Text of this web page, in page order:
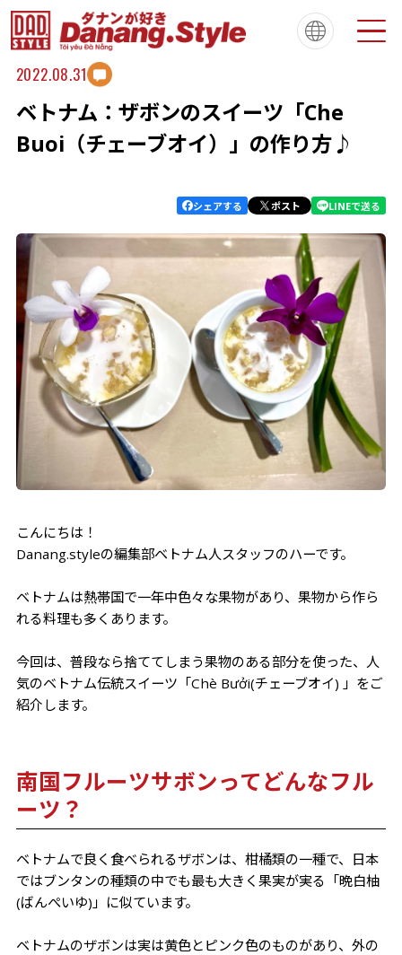
Tiếng Việt 한국
简体中文
繁體中文
English
français
About ダナンスタイルについて
2022.08.31
ベトナム：ザボンのスイーツ「Che
Buoi（チェーブオイ）」の作り方♪
シェアする ポスト LINEで送る
こんにちは！
Danang.styleの編集部ベトナム人スタッフのハーです。
ベトナムは熱帯国で一年中色々な果物があり、果物から作ら
れる料理も多くあります。
今回は、普段なら捨ててしまう果物のある部分を使った、人
気のベトナム伝統スイーツ「Chè Bưởi(チェーブオイ) 」をご
紹介します。
南国フルーツサボンってどんなフル
ーツ？
ベトナムで良く食べられるザボンは、柑橘類の一種で、日本
ではブンタンの種類の中でも最も大きく果実が実る「晩白柚
(ばんぺいゆ)」に似ています。
ベトナムのザボンは実は黄色とピンク色のものがあり、外の